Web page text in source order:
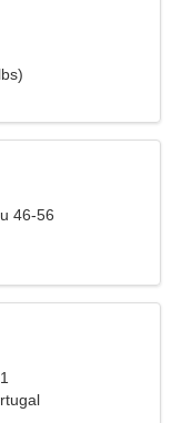
46-56